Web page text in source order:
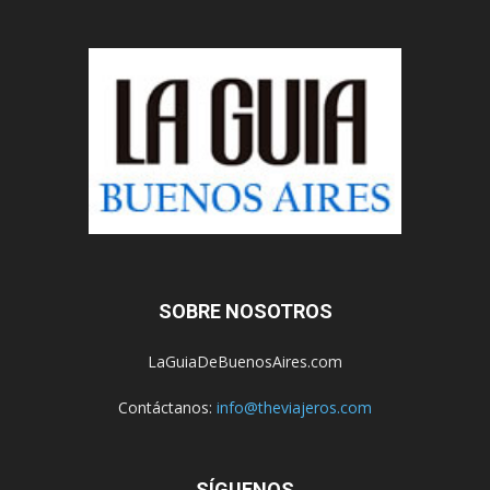
SOBRE NOSOTROS
LaGuiaDeBuenosAires.com
Contáctanos: info@theviajeros.com